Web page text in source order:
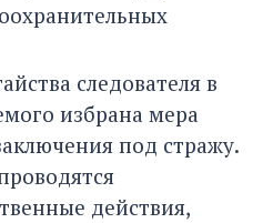
следователя в
избрана мера
под стражу.
действия,